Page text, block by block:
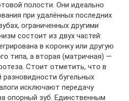
полости. Они идеально
при удалённых последних
ограниченных другими
состоит из двух частей:
в коронку или другую
типа, а вторая (матричная) —
Стоит отметить, что в
бугельных
исключают передачу
опорный зуб. Единственным